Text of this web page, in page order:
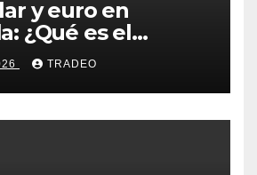
y euro en
¿Qué es el
“Rockets and
TRADEO